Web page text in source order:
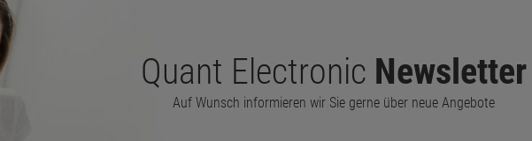
Quant Electronic Newsletter
Auf Wunsch informieren wir Sie gerne über neue Angebote